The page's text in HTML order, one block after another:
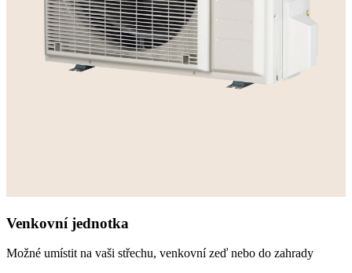
Venkovní jednotka
Možné umístit na vaši střechu, venkovní zeď nebo do zahrady